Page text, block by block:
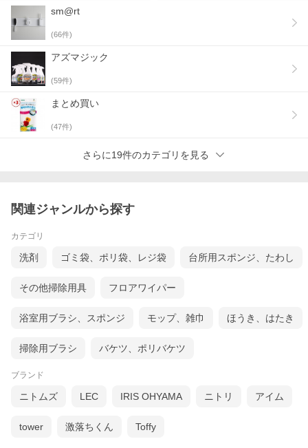
サビない磁石で安心収納
玄関ドアを傷つけにくく、サビないゴム磁石を使用しています。
sm@rt
(66件)
アズマジック
(59件)
まとめ買い
(47件)
さらに19件のカテゴリを見る
関連ジャンルから探す
カテゴリ
洗剤 ゴミ袋、ポリ袋、レジ袋 台所用スポンジ、たわし
その他掃除用具 フロアワイパー
浴室用ブラシ、スポンジ モップ、雑巾 ほうき、はたき
掃除用ブラシ バケツ、ポリバケツ
ブランド
ニトムズ LEC IRIS OHYAMA ニトリ アイム
tower 激落ちくん Toffy